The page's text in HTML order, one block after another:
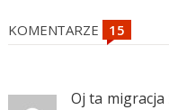
KOMENTARZE
Oj ta